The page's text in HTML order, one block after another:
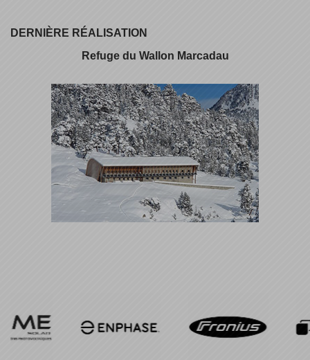
DERNIÈRE RÉALISATION
Refuge du Wallon Marcadau